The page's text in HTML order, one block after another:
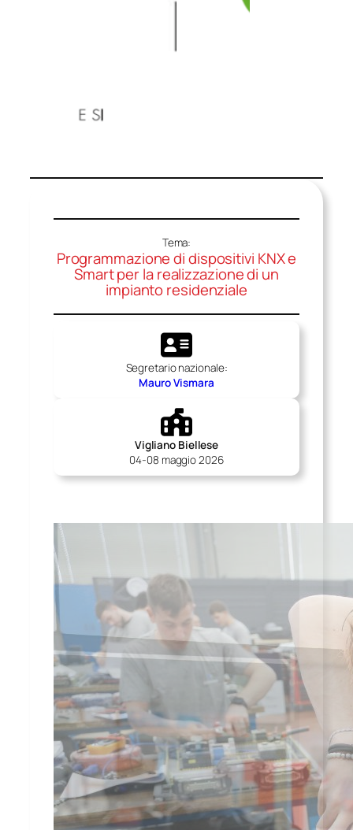
Tema:
Programmazione di dispositivi KNX e
Smart per la realizzazione di un
impianto residenziale
Segretario nazionale:
Mauro Vismara
Vigliano Biellese
04-08 maggio 2026